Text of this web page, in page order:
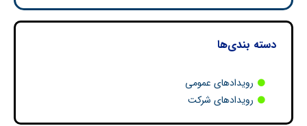
دسته بندی‌ها
رویدادهای عمومی
رویدادهای شرکت